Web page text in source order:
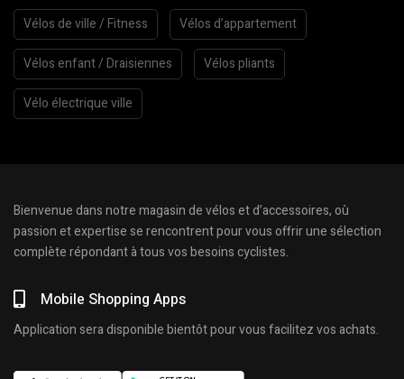
Vélos de ville / Fitness Vélos d’appartement
Vélos enfant / Draisiennes Vélos pliants
Vélo électrique ville
Bienvenue dans notre magasin de vélos et d’accessoires, où
passion et expertise se rencontrent pour vous offrir une sélection
complète répondant à tous vos besoins cyclistes.
Mobile Shopping Apps
Application sera disponible bientôt pour vous facilitez vos achats.